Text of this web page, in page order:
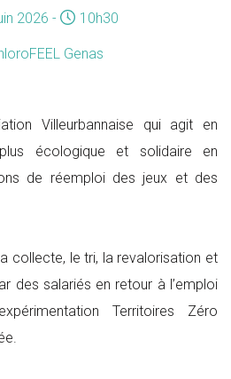
2026 - 10h30
Genas
Villeurbannaise qui agit en
écologique et solidaire en
de réemploi des jeux et des
collecte, le tri, la revalorisation et
des salariés en retour à l’emploi
Territoires Zéro